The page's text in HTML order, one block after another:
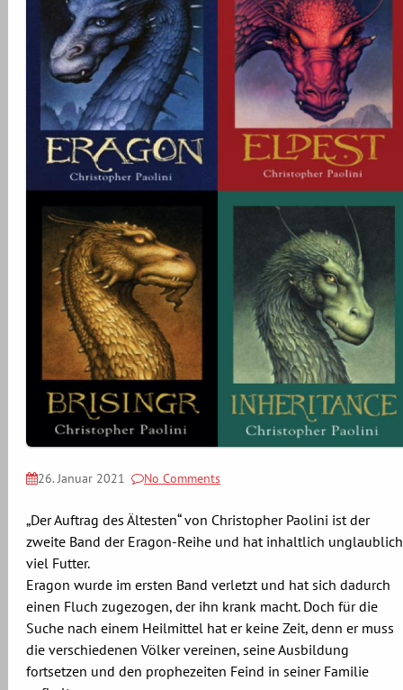
26. Januar 2021 No Comments
„Der Auftrag des Ältesten“ von Christopher Paolini ist der
zweite Band der Eragon-Reihe und hat inhaltlich unglaublich
viel Futter.
Eragon wurde im ersten Band verletzt und hat sich dadurch
einen Fluch zugezogen, der ihn krank macht. Doch für die
Suche nach einem Heilmittel hat er keine Zeit, denn er muss
die verschiedenen Völker vereinen, seine Ausbildung
fortsetzen und den prophezeiten Feind in seiner Familie